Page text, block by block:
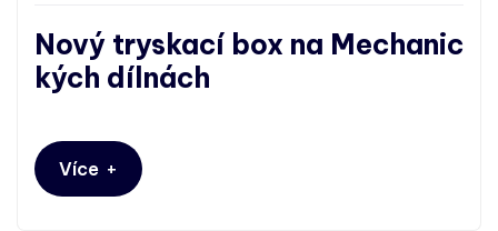
Nový tryskací box na Mechanic
kých dílnách
Více +